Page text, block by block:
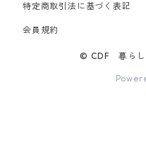
特定商取引法に基づく表記
会員規約
© CDF 暮らし